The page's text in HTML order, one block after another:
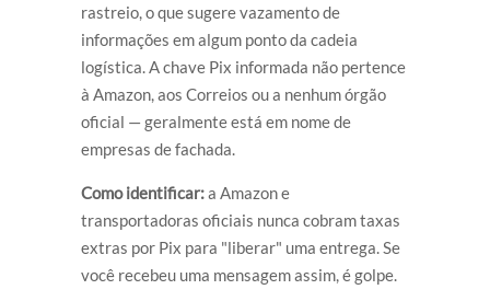
rastreio, o que sugere vazamento de
informações em algum ponto da cadeia
logística. A chave Pix informada não pertence
à Amazon, aos Correios ou a nenhum órgão
oficial — geralmente está em nome de
empresas de fachada.
Como identificar:a Amazon e
transportadoras oficiais nunca cobram taxas
extras por Pix para "liberar" uma entrega. Se
você recebeu uma mensagem assim, é golpe.